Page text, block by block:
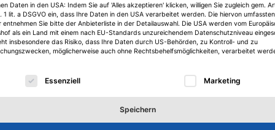
KI Arup BloxHub C40 Cities Ramboll Group Urban Partners
Daten in den USA: Indem Sie auf 'Alles akzeptieren' klicken, willigen Sie zugleich gem.
1 lit. a DSGVO ein, dass Ihre Daten in den USA verarbeitet werden. Die hiervon umfassten
entnehmen Sie bitte der Anbieterliste in der Detailauswahl. Die USA werden vom
als ein Land mit einem nach EU-Standards unzureichendem Datenschutzniveau
insbesondere das Risiko, dass Ihre Daten durch US-Behörden, zu Kontroll- und zu
möglicherweise auch ohne Rechtsbehelfsmöglichkeiten, verarbeitet
eine Liste der Service-Gruppen, für die eine
Essenziell Marketing
Speichern